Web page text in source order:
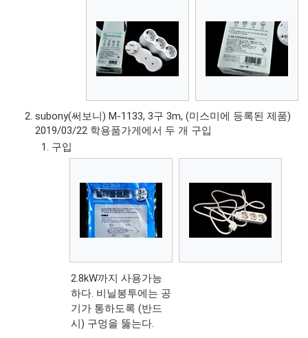
subony(써보니) M-1133, 3구 3m, (미스미에 등록된 제품)
2019/03/22 학용품가게에서 두 개 구입
구입
2.8kW까지 사용가능
하다. 비닐봉투에는 공
기가 통하도록 (반드
시) 구멍을 뚫는다.